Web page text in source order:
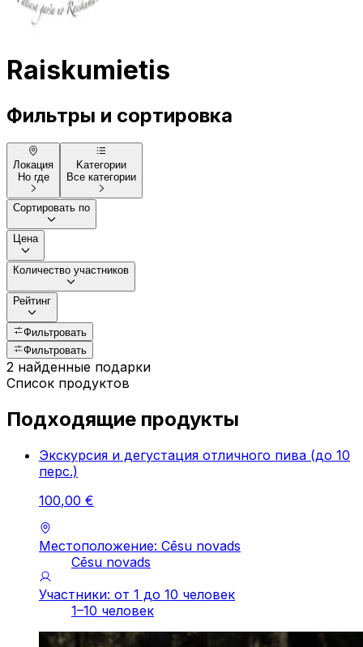
Raiskumietis
Фильтры и сортировка
Локация
Но где
Kатегории
Все категории
Сортировать по
Цена
Количество участников
Рейтинг
Фильтровать
Фильтровать
2 найденные подарки
Список продуктов
Подходящие продукты
Экскурсия и дегустация отличного пива (до 10
перс.)
100,00 €
Местоположение: Cēsu novads
Cēsu novads
Участники: от 1 до 10 человек
1–10 человек